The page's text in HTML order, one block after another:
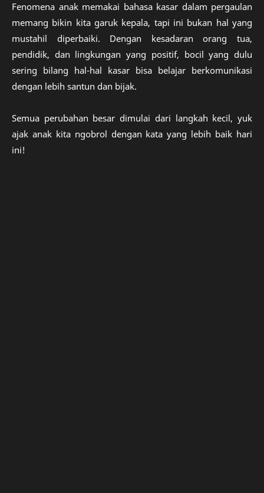
Fenomena anak memakai bahasa kasar dalam pergaulan
memang bikin kita garuk kepala, tapi ini bukan hal yang
mustahil diperbaiki. Dengan kesadaran orang tua,
pendidik, dan lingkungan yang positif, bocil yang dulu
sering bilang hal-hal kasar bisa belajar berkomunikasi
dengan lebih santun dan bijak.
Semua perubahan besar dimulai dari langkah kecil, yuk
ajak anak kita ngobrol dengan kata yang lebih baik hari
ini!